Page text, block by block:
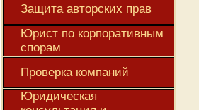
Защита авторских прав
Юрист по корпоративным
спорам
Проверка компаний
Юридическая